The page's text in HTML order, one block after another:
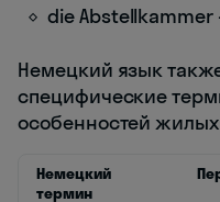
die
Немецкий язык
специфические
особенностей
Немецкий
термин